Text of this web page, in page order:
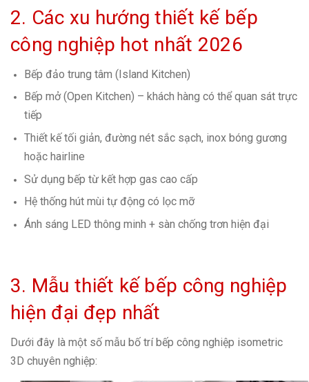
2. Các xu hướng thiết kế bếp
công nghiệp hot nhất 2026
Bếp đảo trung tâm (Island Kitchen)
Bếp mở (Open Kitchen) – khách hàng có thể quan sát trực
tiếp
Thiết kế tối giản, đường nét sắc sạch, inox bóng gương
hoặc hairline
Sử dụng bếp từ kết hợp gas cao cấp
Hệ thống hút mùi tự động có lọc mỡ
Ánh sáng LED thông minh + sàn chống trơn hiện đại
3. Mẫu thiết kế bếp công nghiệp
hiện đại đẹp nhất
Dưới đây là một số mẫu bố trí bếp công nghiệp isometric
3D chuyên nghiệp: